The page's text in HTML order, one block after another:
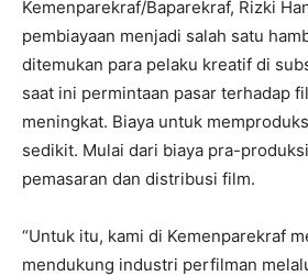
Kemenparekraf/Baparekraf, Rizki
pembiayaan menjadi salah satu
ditemukan para pelaku kreatif di
saat ini permintaan pasar terhadap
meningkat. Biaya untuk
sedikit. Mulai dari biaya pra-
pemasaran dan distribusi film.
“Untuk itu, kami di Kemenparekraf
mendukung industri perfilman